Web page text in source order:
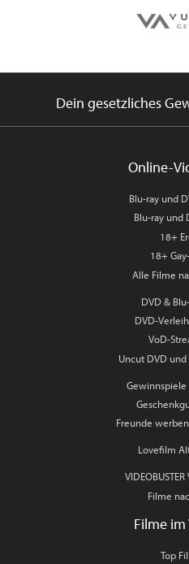
Dein gesetzliches
Online-
Blu-ray und
Blu-ray und
18+
18+
Alle Filme
DVD &
DVD-
VoD-
Uncut DVD
Freunde
Lovefilm
Filme
Filme im
Top